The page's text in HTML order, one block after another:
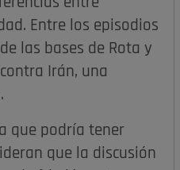
Entre los episodios
las bases de Rota y
Irán, una
que podría tener
que la discusión